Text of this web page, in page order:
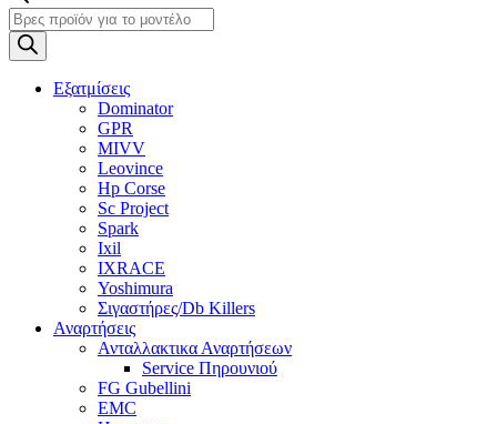
Products
search
Εξατμίσεις
Dominator
GPR
MIVV
Leovince
Hp Corse
Sc Project
Spark
Ixil
IXRACE
Yoshimura
Σιγαστήρες/Db Killers
Αναρτήσεις
Ανταλλακτικα Αναρτήσεων
Service Πηρουνιού
FG Gubellini
EMC